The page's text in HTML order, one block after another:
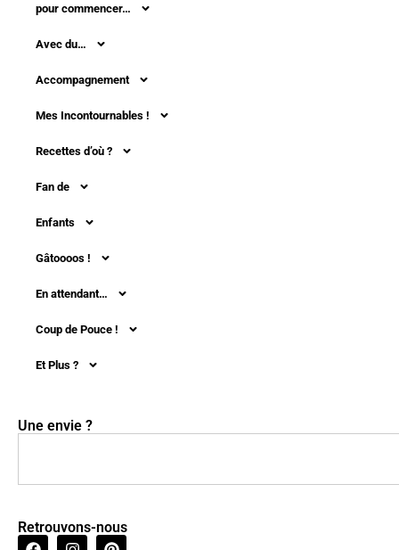
pour commencer…
Avec du…
Accompagnement
Mes Incontournables !
Recettes d’où ?
Fan de
Enfants
Gâtoooos !
En attendant…
Coup de Pouce !
Et Plus ?
Une envie ?
Retrouvons-nous